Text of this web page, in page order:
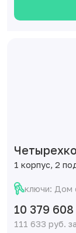
1 корпус, 2
ключи: Дом
10 379
111 633 руб.